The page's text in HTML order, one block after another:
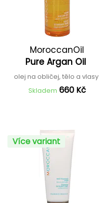
MoroccanOil
Pure Argan Oil
olej na obličej, tělo a vlasy
Skladem 660 Kč
Více variant